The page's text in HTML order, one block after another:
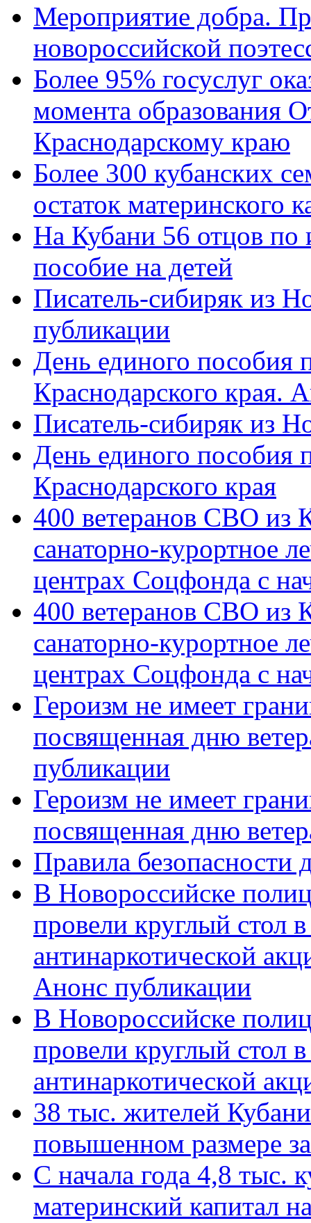
Мероприятие добра.
новороссийской
Более 95% госуслуг
момента образования
Краснодарскому краю
Более 300 кубанских
остаток материнского
На Кубани 56 отцов по
пособие на детей
Писатель-сибиряк из
публикации
День единого пособия
Краснодарского края.
Писатель-сибиряк из
День единого пособия
Краснодарского края
400 ветеранов СВО из
санаторно-курортное
центрах Соцфонда с
400 ветеранов СВО из
санаторно-курортное
центрах Соцфонда с
Героизм не имеет
посвященная дню
публикации
Героизм не имеет
посвященная дню
Правила безопасности
В Новороссийске
провели круглый стол
антинаркотической
Анонс публикации
В Новороссийске
провели круглый стол
антинаркотической
38 тыс. жителей
повышенном размере
С начала года 4,8 тыс.
материнский капитал